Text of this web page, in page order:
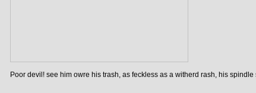
Poor devil! see him owre his trash, as feckless as a witherd rash, his